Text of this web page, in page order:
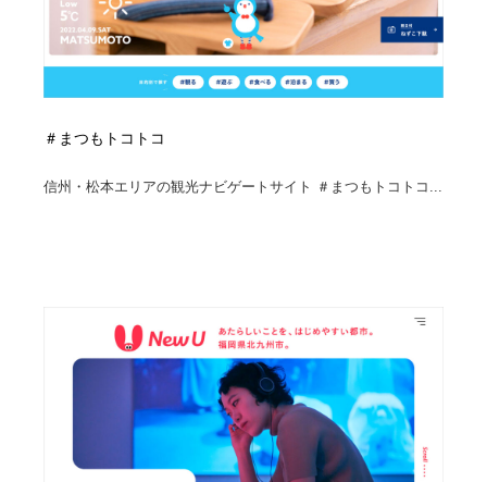
＃まつもトコトコ
信州・松本エリアの観光ナビゲートサイト ＃まつもトコトコ...